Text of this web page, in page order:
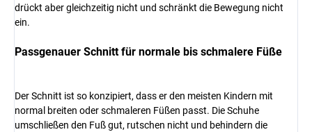
drückt aber gleichzeitig nicht und schränkt die Bewegung nicht
ein.
Passgenauer Schnitt für normale bis schmalere Füße
Der Schnitt ist so konzipiert, dass er den meisten Kindern mit
normal breiten oder schmaleren Füßen passt. Die Schuhe
umschließen den Fuß gut, rutschen nicht und behindern die